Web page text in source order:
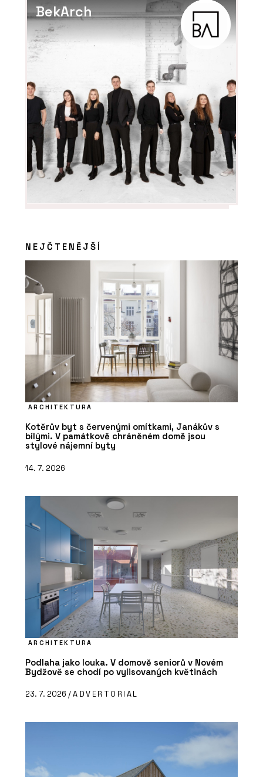
BekArch
NEJČTENĚJŠÍ
ARCHITEKTURA
Kotěrův byt s červenými omítkami, Janákův s
bílými. V památkově chráněném domě jsou
stylové nájemní byty
14. 7. 2026
ARCHITEKTURA
Podlaha jako louka. V domově seniorů v Novém
Bydžově se chodí po vylisovaných květinách
23. 7. 2026 /ADVERTORIAL